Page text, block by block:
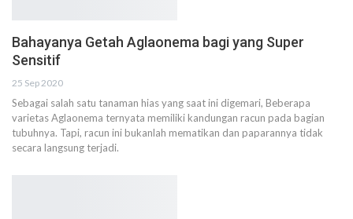
Bahayanya Getah Aglaonema bagi yang Super
Sensitif
25 Sep 2020
Sebagai salah satu tanaman hias yang saat ini digemari, Beberapa
varietas Aglaonema ternyata memiliki kandungan racun pada bagian
tubuhnya. Tapi, racun ini bukanlah mematikan dan paparannya tidak
secara langsung terjadi.